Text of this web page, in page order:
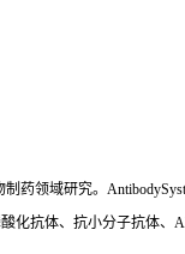
药领域研究。
化抗体、抗小分子抗体、